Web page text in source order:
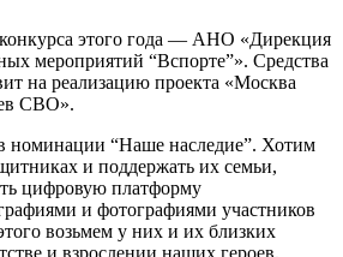
этого года — АНО «Дирекция
мероприятий “Вспорте”». Средства
на реализацию проекта «Москва
СВО».
номинации “Наше наследие”. Хотим
и поддержать их семьи,
цифровую платформу
и фотографиями участников
возьмем у них и их близких
и взрослении наших героев,